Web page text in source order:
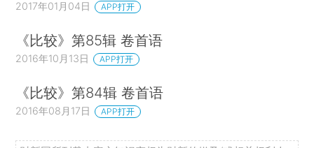
2017年01月04日 APP打开
《比较》第85辑 卷首语
2016年10月13日 APP打开
《比较》第84辑 卷首语
2016年08月17日 APP打开